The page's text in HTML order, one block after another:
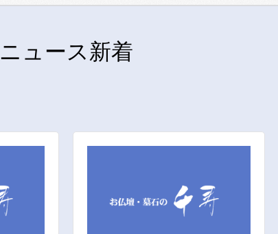
ニュース新着